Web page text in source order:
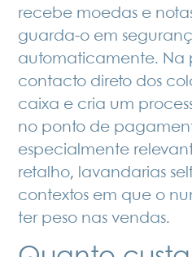
recebe moedas e
guarda-o em
automaticamente. Na
contacto direto dos
caixa e cria um
no ponto de
especialmente
retalho, lavandarias
contextos em que o
ter peso nas vendas.